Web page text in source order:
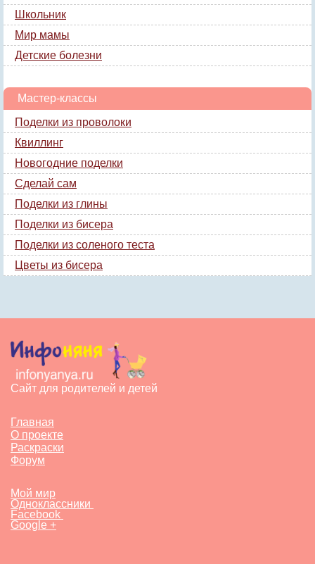
Школьник
Мир мамы
Детские болезни
Мастер-классы
Поделки из проволоки
Квиллинг
Новогодние поделки
Сделай сам
Поделки из глины
Поделки из бисера
Поделки из соленого теста
Цветы из бисера
Сайт для родителей и детей
Главная
О проекте
Раскраски
Форум
Мой мир
Одноклассники
Facebook
Google +